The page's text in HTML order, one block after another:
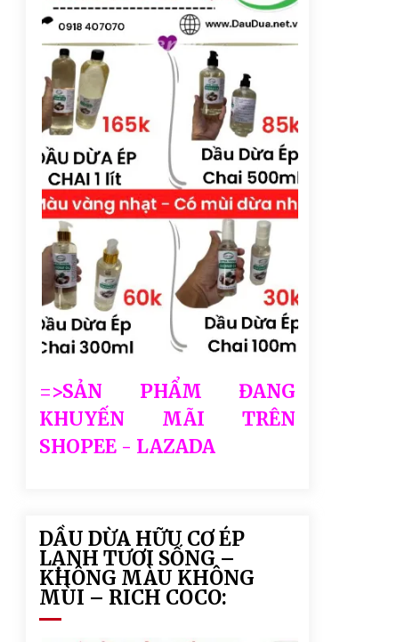
=>SẢN PHẨM ĐANG
KHUYẾN MÃI TRÊN
SHOPEE - LAZADA
DẦU DỪA HỮU CƠ ÉP
LẠNH TƯƠI SỐNG –
KHÔNG MÀU KHÔNG
MÙI – RICH COCO: